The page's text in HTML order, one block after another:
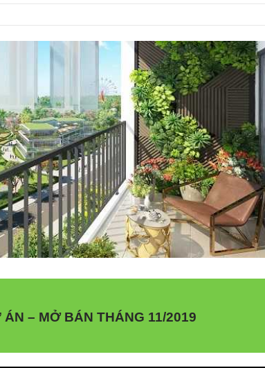
– MỞ BÁN THÁNG 11/2019